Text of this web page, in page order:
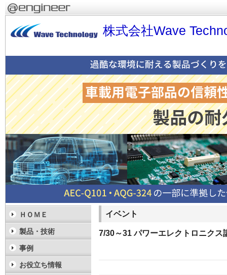
株式会社Wave
イベント
7/30～31 パワーエレクトロニク
ＨＯＭＥ
製品・技術
事例
お役立ち情報